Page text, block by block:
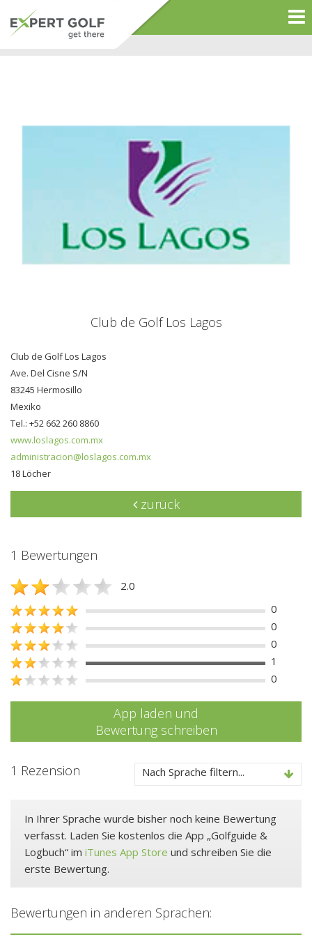
Club de Golf Los Lagos
Club de Golf Los Lagos
Ave. Del Cisne S/N
83245 Hermosillo
Mexiko
Tel.: +52 662 260 8860
www.loslagos.com.mx
administracion@loslagos.com.mx
18 Löcher
zurück
1 Bewertungen
2.0
0
0
0
1
0
App laden und
Bewertung schreiben
1 Rezension Nach Sprache filtern...
In Ihrer Sprache wurde bisher noch keine Bewertung
verfasst. Laden Sie kostenlos die App „Golfguide &
Logbuch“ im iTunes App Store und schreiben Sie die
erste Bewertung.
Bewertungen in anderen Sprachen: